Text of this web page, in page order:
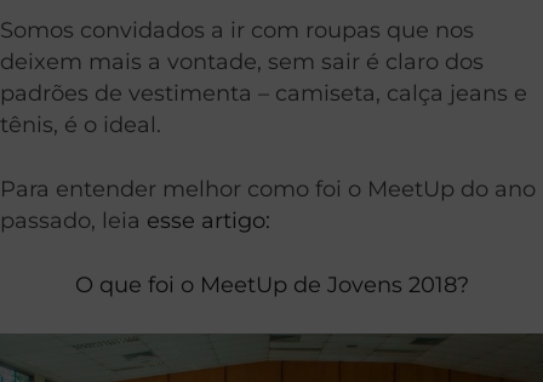
Somos convidados a ir com roupas que nos
deixem mais a vontade, sem sair é claro dos
padrões de vestimenta – camiseta, calça jeans e
tênis, é o ideal.
Para entender melhor como foi o MeetUp do ano
passado, leia esse artigo:
O que foi o MeetUp de Jovens 2018?